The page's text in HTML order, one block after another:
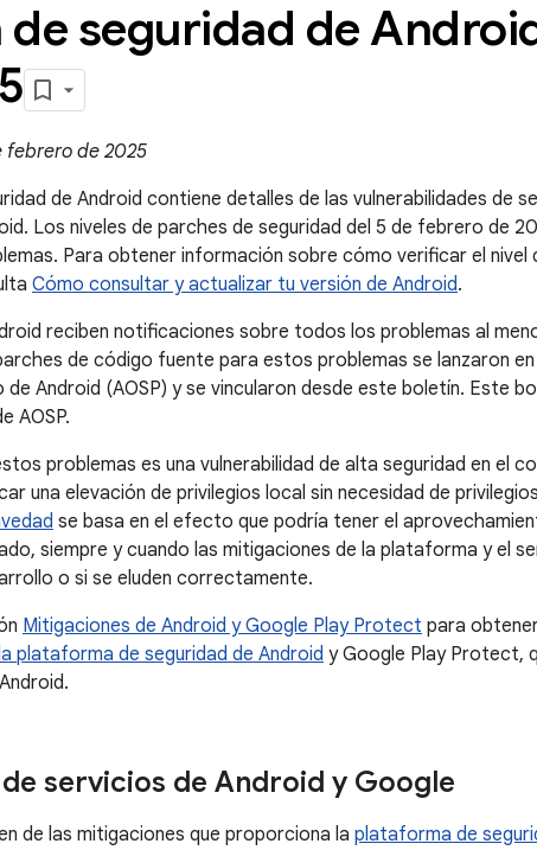
de seguridad de
febrero de 2025
de Android contiene detalles de las vulnerabilidades de
Los niveles de parches de seguridad del 5 de febrero de
Para obtener información sobre cómo verificar el nivel
Cómo consultar y actualizar tu versión de Android.
reciben notificaciones sobre todos los problemas al
de código fuente para estos problemas se lanzaron
Android (AOSP) y se vincularon desde este boletín. Este
AOSP.
problemas es una vulnerabilidad de alta seguridad en el
una elevación de privilegios local sin necesidad de
se basa en el efecto que podría tener el
siempre y cuando las mitigaciones de la plataforma y el
o si se eluden correctamente.
Mitigaciones de Android y Google Play Protect para
plataforma de seguridad de Android y Google Play Protect,
servicios de Android y Google
de las mitigaciones que proporciona la plataforma de